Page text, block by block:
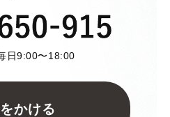
日9:00〜18:00
かける